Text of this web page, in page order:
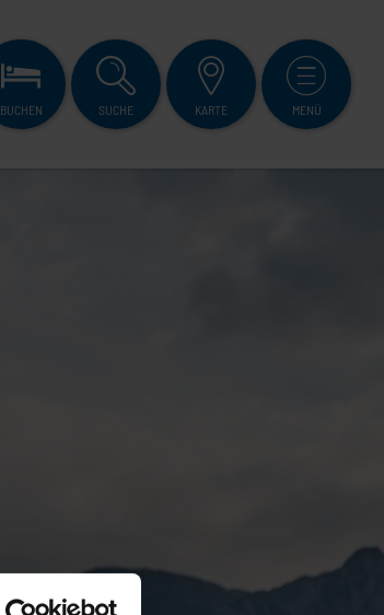
BUCHEN SUCHE KARTE MENÜ